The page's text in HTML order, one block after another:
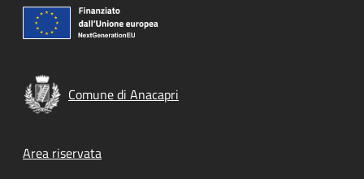
Comune di Anacapri
Footer menu
Area riservata